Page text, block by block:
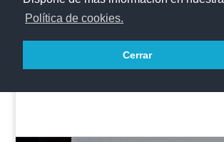
Política de cookies.
Cerrar